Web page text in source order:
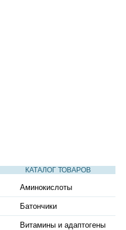
КАТАЛОГ ТОВАРОВ
Аминокислоты
Батончики
Витамины и адаптогены